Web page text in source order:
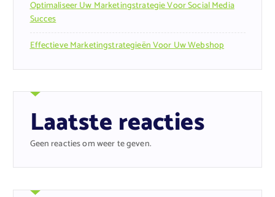
Optimaliseer Uw Marketingstrategie Voor Social Media
Succes
Effectieve Marketingstrategieën Voor Uw Webshop
Laatste reacties
Geen reacties om weer te geven.